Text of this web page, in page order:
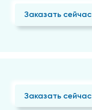
Заказать сейчас
Заказать сейчас